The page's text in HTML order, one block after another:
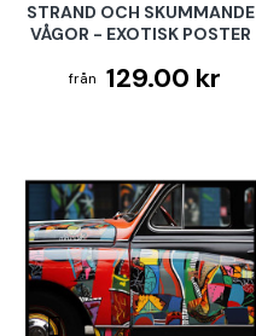
STRAND OCH SKUMMANDE
VÅGOR - EXOTISK POSTER
129.00 kr